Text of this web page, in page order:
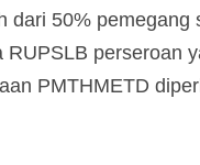
dari 50% pemegang
perseroan
PMTHMETD